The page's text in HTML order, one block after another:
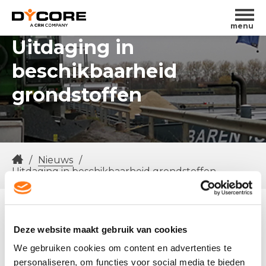
Deze website maakt gebruik van cookies
We gebruiken cookies om content en advertenties te
personaliseren, om functies voor social media te bieden
menu
Uitdaging in
beschikbaarheid
grondstoffen
/ Nieuws /
Uitdaging in beschikbaarheid grondstoffen
22/09/2022
Een extreem droge zomer in heel Europa heeft
ervoor gezorgd dat de waterstanden in de